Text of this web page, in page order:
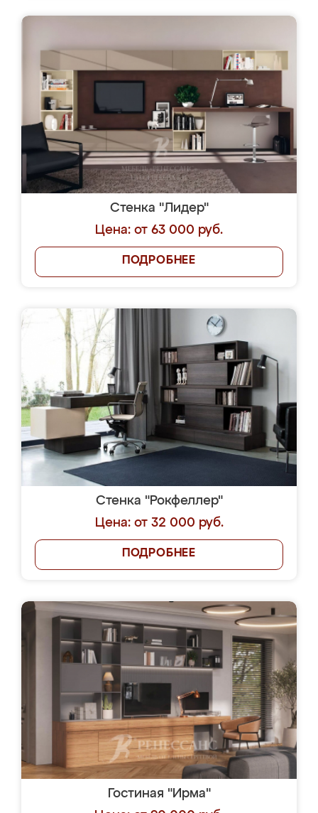
Стенка "Лидер"
Цена: от 63 000 руб.
ПОДРОБНЕЕ
Стенка "Рокфеллер"
Цена: от 32 000 руб.
ПОДРОБНЕЕ
Гостиная "Ирма"